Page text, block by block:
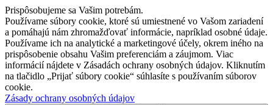
Prispôsobujeme sa Vašim potrebám.
Používame súbory cookie, ktoré sú umiestnené vo Vašom zariadení
a pomáhajú nám zhromažďovať informácie, napríklad osobné údaje.
Používame ich na analytické a marketingové účely, okrem iného na
prispôsobenie obsahu Vašim preferenciám a záujmom. Viac
informácií nájdete v Zásadách ochrany osobných údajov. Kliknutím
na tlačidlo „Prijať súbory cookie“ súhlasíte s používaním súborov
cookie.
Zásady ochrany osobných údajov